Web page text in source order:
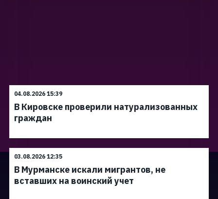
04.08.2026 15:39
В Кировске проверили натурализованных
граждан
03.08.2026 12:35
В Мурманске искали мигрантов, не
вставших на воинский учет